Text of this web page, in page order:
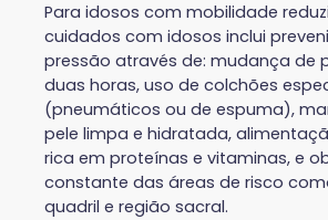
Para idosos com mobilidade
cuidados com idosos inclui
pressão através de: mudança de
duas horas, uso de colchões
(pneumáticos ou de espuma),
pele limpa e hidratada,
rica em proteínas e vitaminas, e
constante das áreas de risco
quadril e região sacral.